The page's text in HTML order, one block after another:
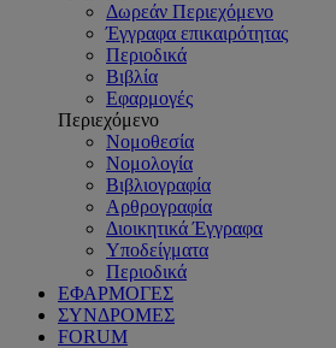
Δωρεάν Περιεχόμενο
Έγγραφα επικαιρότητας
Περιοδικά
Βιβλία
Εφαρμογές
Περιεχόμενο
Νομοθεσία
Νομολογία
Βιβλιογραφία
Αρθρογραφία
Διοικητικά Έγγραφα
Υποδείγματα
Περιοδικά
ΕΦΑΡΜΟΓΕΣ
ΣΥΝΔΡΟΜΕΣ
FORUM